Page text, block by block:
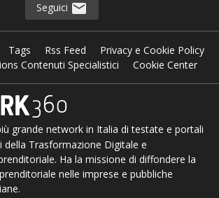
Seguici
Tags Rss Feed
Privacy e Cookie Policy
Contenuti Specialistici
Cookie Center
grande network in Italia di testate e portali
della Trasformazione Digitale e
Ha la missione di diffondere la
nelle imprese e pubbliche